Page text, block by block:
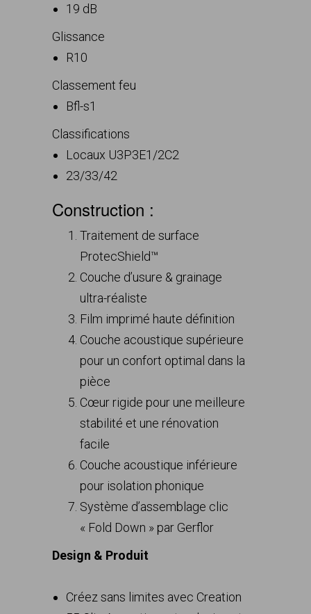
19 dB
Glissance
R10
Classement feu
Bfl-s1
Classifications
Locaux U3P3E1/2C2
23/33/42
Construction :
Traitement de surface
ProtecShield™
Couche d’usure & grainage
ultra-réaliste
Film imprimé haute définition
Couche acoustique supérieure
pour un confort optimal dans la
pièce
Cœur rigide pour une meilleure
stabilité et une rénovation
facile
Couche acoustique inférieure
pour isolation phonique
Système d’assemblage clic
« Fold Down » par Gerflor
Design & Produit
Créez sans limites avec Creation